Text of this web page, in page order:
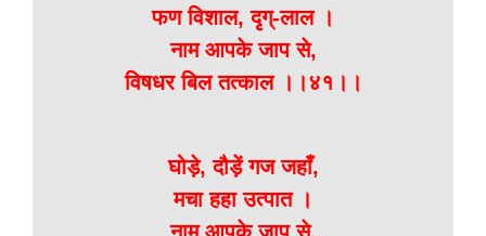
फण विशाल, दृग्-लाल ।
नाम आपके जाप से,
विषधर बिल तत्काल ।।४१।।
घोड़े, दौड़ें गज जहाँ,
मचा हहा उत्पात ।